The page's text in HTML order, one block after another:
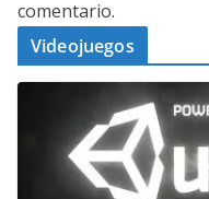
comentario.
Videojuegos